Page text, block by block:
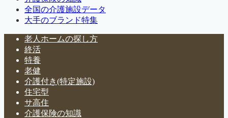
全国の介護施設データ
大手のブランド特集
老人ホームの探し方
終活
特養
老健
介護付き(特定施設)
住宅型
サ高住
介護保険の知識